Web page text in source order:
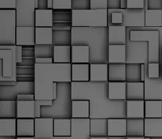
Τον απολογισμό των δράσεων ελέγχου
κατά το δίμηνο Ιανουαρίου –
Δημοτική Αστυνομία Θεσσαλονίκης, με
ζώων και την ομαλή συμβίωση στην πόλη.
FEB
18
ΣτΕ: Οριστική απόρριψη της
και 14ου μισθού για τους